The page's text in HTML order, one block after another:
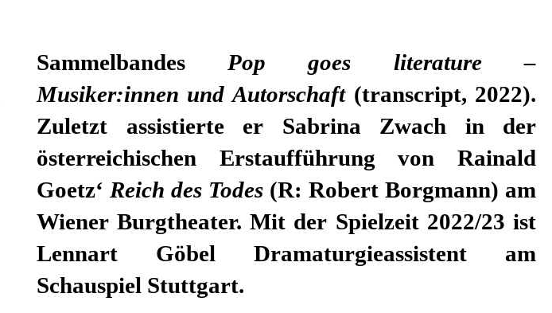
Sammelbandes Pop goes literature –
Musiker:innen und Autorschaft(transcript, 2022).
Zuletzt assistierte er Sabrina Zwach in der
österreichischen Erstaufführung von Rainald
Goetz‘ Reich des Todes (R: Robert Borgmann) am
Wiener Burgtheater. Mit der Spielzeit 2022/23 ist
Lennart Göbel Dramaturgieassistent am
Schauspiel Stuttgart.